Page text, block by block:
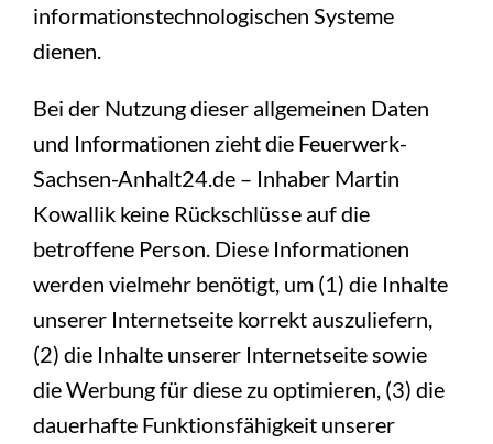
informationstechnologischen Systeme
dienen.
Bei der Nutzung dieser allgemeinen Daten
und Informationen zieht die Feuerwerk-
Sachsen-Anhalt24.de – Inhaber Martin
Kowallik keine Rückschlüsse auf die
betroffene Person. Diese Informationen
werden vielmehr benötigt, um (1) die Inhalte
unserer Internetseite korrekt auszuliefern,
(2) die Inhalte unserer Internetseite sowie
die Werbung für diese zu optimieren, (3) die
dauerhafte Funktionsfähigkeit unserer